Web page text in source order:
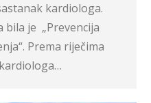
kardiologa.
bila je „Prevencija
Prema riječima